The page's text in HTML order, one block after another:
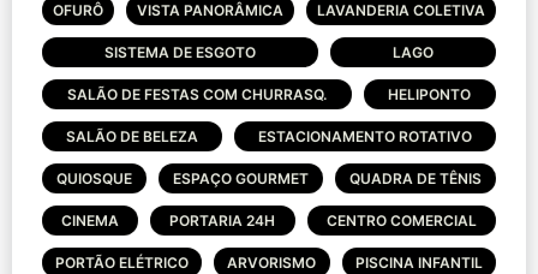
OFURÔ VISTA PANORÂMICA LAVANDERIA COLETIVA
SISTEMA DE ESGOTO LAGO
SALÃO DE FESTAS COM CHURRASQ. HELIPONTO
SALÃO DE BELEZA ESTACIONAMENTO ROTATIVO
QUIOSQUE ESPAÇO GOURMET QUADRA DE TÊNIS
CINEMA PORTARIA 24H CENTRO COMERCIAL
PORTÃO ELÉTRICO ARVORISMO PISCINA INFANTIL